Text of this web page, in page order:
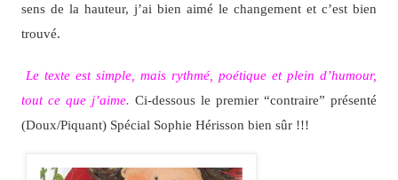
sens de la hauteur, j’ai bien aimé le changement et c’est bien
trouvé.
Le texte est simple, mais rythmé, poétique et plein d’humour,
tout ce que j’aime. Ci-dessous le premier “contraire” présenté
(Doux/Piquant) Spécial Sophie Hérisson bien sûr !!!